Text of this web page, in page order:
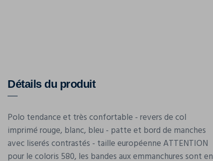
Détails du produit
Polo tendance et très confortable - revers de col
imprimé rouge, blanc, bleu - patte et bord de manches
avec liserés contrastés - taille européenne ATTENTION
pour le coloris 580, les bandes aux emmanchures sont en